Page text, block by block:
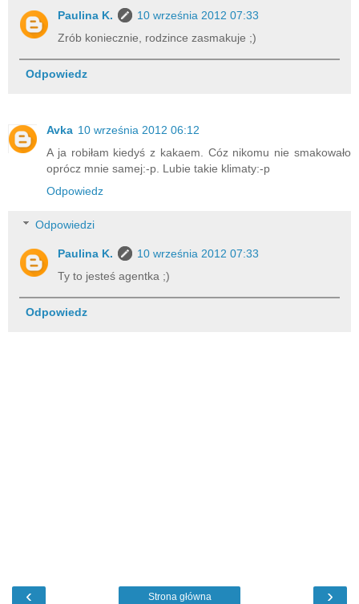
Paulina K.
10 września 2012 07:33
Zrób koniecznie, rodzince zasmakuje ;)
Odpowiedz
Avka 10 września 2012 06:12
A ja robiłam kiedyś z kakaem. Cóz nikomu nie smakowało
oprócz mnie samej:-p. Lubie takie klimaty:-p
Odpowiedz
Odpowiedzi
Paulina K.
10 września 2012 07:33
Ty to jesteś agentka ;)
Odpowiedz
‹ ›
Strona główna